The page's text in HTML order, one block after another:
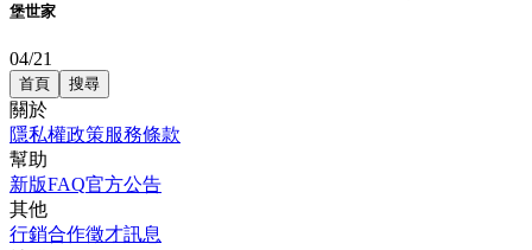
堡世家
04/21
首頁 搜尋
關於
隱私權政策服務條款
幫助
新版FAQ官方公告
其他
行銷合作徵才訊息